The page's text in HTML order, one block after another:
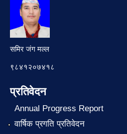
समिर जंग मल्ल
९८४१२०७४१८
प्रतिवेदन
Annual Progress Report
वार्षिक प्रगति प्रतिवेदन